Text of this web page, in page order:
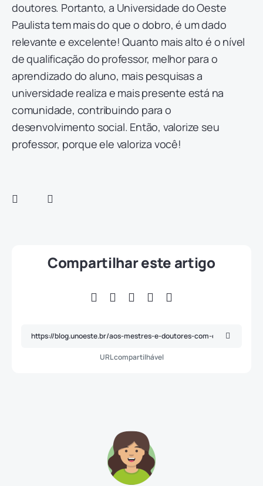
doutores. Portanto, a Universidade do Oeste
Paulista tem mais do que o dobro, é um dado
relevante e excelente! Quanto mais alto é o nível
de qualificação do professor, melhor para o
aprendizado do aluno, mais pesquisas a
universidade realiza e mais presente está na
comunidade, contribuindo para o
desenvolvimento social. Então, valorize seu
professor, porque ele valoriza você!
Compartilhar este artigo
URL compartilhável